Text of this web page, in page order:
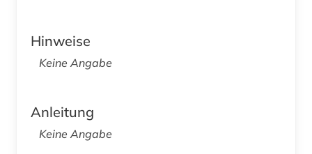
Hinweise
Keine Angabe
Anleitung
Keine Angabe